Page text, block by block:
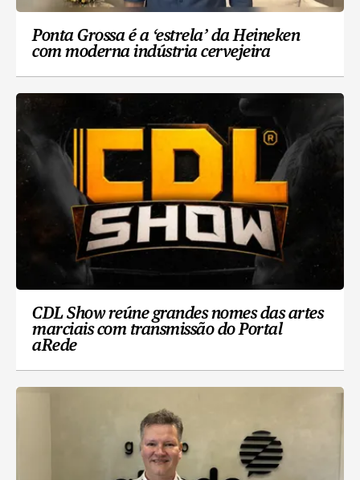
Ponta Grossa é a ‘estrela’ da Heineken
com moderna indústria cervejeira
CDL Show reúne grandes nomes das artes
marciais com transmissão do Portal
aRede